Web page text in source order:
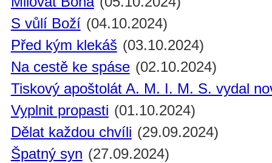
S vůlí Boží (04.10.2024)
Před kým klekáš (03.10.2024)
Na cestě ke spáse (02.10.2024)
Tiskový apoštolát A. M. I. M. S. vydal
Vyplnit propasti (01.10.2024)
Dělat každou chvíli (29.09.2024)
Špatný syn (27.09.2024)